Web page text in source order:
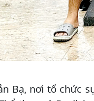
Bạ, nơi tổ chức